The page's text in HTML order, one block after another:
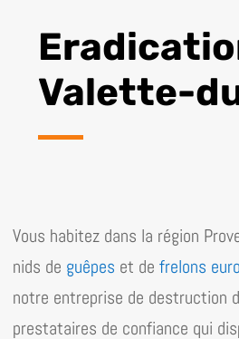
Valette-
Vous habitez dans la région
nids de guêpes et de frelons
notre entreprise de destruction
prestataires de confiance qui